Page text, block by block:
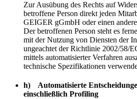
Zur Ausübung des Rechts auf
betroffene Person direkt jeden
GEIGER gGmbH oder einen
Der betroffenen Person steht es
mit der Nutzung von Diensten der
ungeachtet der Richtlinie 2002/58/
mittels automatisierter Verfahren
technische Spezifikationen
h) Automatisierte
einschließlich Profiling